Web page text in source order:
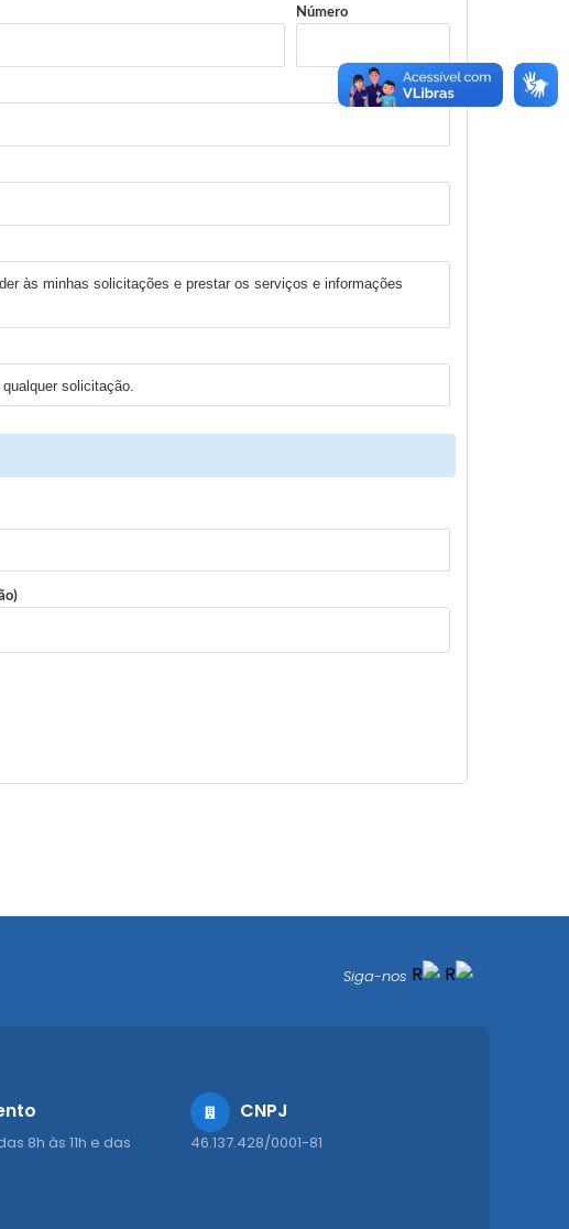
Número
às minhas solicitações e prestar os serviços e informações
solicitação.
Siga-nos
8h às 11h e das
CNPJ
46.137.428/0001-81